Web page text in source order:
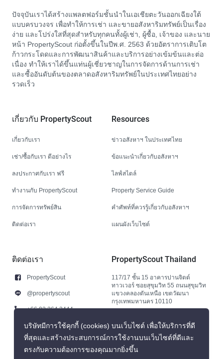
ปัจจุบันเราได้สร้างแพลตฟอร์มชั้นนำในเอเชียตะวันออกเฉียงใต้
แบบครบวงจร เพื่อทำให้การเช่า และขายอสังหาริมทรัพย์เป็นเรื่อง
ง่าย และโปร่งใสที่สุดสำหรับทุกคนทั้งผู้เช่า, ผู้ซื้อ, เจ้าของ และนาย
หน้า PropertyScout ก่อตั้งขึ้นในปีพ.ศ. 2563 ด้วยอัตราการเติบโต
ก้าวกระโดดและการพัฒนาสินค้าและบริการอย่างเข้มข้นและต่อ
เนื่อง ทำให้เราได้ขึ้นแท่นผู้เชี่ยวชาญในการจัดการด้านการเช่า
และซื้ออันดับต้นของตลาดอสังหาริมทรัพย์ในประเทศไทยอย่าง
รวดเร็ว
เกี่ยวกับ PropertyScout
เกี่ยวกับเรา
เช่า/ซื้อกับเรา ดีอย่างไร
ลงประกาศกับเรา ฟรี
ทำงานกับ PropertyScout
การจัดการทรัพย์สิน
ติดต่อเรา
Resources
ข่าวอสังหาฯ ในประเทศไทย
ข้อแนะนำเกี่ยวกับอสังหาฯ
ไลฟ์สไตล์
Property Service Guide
คำศัพท์ที่ควรรู้เกี่ยวกับอสังหาฯ
แผนผังเว็บไซต์
ติดต่อเรา
PropertyScout
@propertyscout
+66 92 264 3444
+66 92 264 3444
contact@propertyscout.co.th
PropertyScout Thailand
117/17 ชั้น 15 อาคารปานจิตต์
ทาวเวอร์ ซอยสุขุมวิท 55 ถนนสุขุมวิท
แขวงคลองตันเหนือ เขตวัฒนา
กรุงเทพมหานคร 10110
บริษัทมีการใช้คุกกี้ (cookies) บนเว็บไซต์ เพื่อให้บริการที่ดี
ที่สุดและสร้างประสบการณ์การใช้งานบนเว็บไซต์ที่ดีและ
ตรงกับความต้องการของคุณมากยิ่งขึ้น